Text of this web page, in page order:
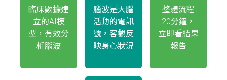
臨床數據建
立的AI模
型，有效分
析腦波
腦波是大腦
活動的電訊
號，客觀反
映身心狀況
整體流程
20分鐘，
立即看結果
報告